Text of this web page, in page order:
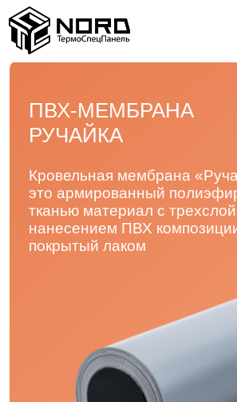
РУЧАЙКА
Кровельная мембрана «Ручайка» —
тканью материал с трехслойным
нанесением ПВХ композиции,
покрытый лаком